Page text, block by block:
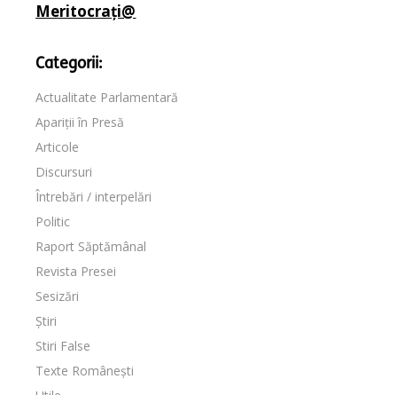
Meritocrați@
Categorii:
Actualitate Parlamentară
Apariții în Presă
Articole
Discursuri
Întrebări / interpelări
Politic
Raport Săptămânal
Revista Presei
Sesizări
Știri
Stiri False
Texte Românești